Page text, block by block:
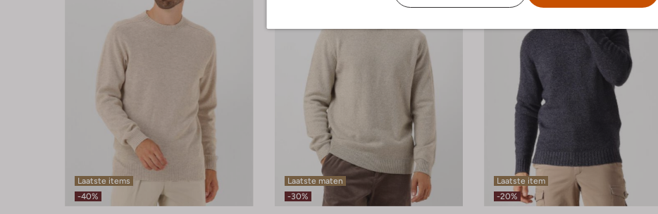
Laatste items
-40%
Laatste maten
-30%
Laatste item
-20%